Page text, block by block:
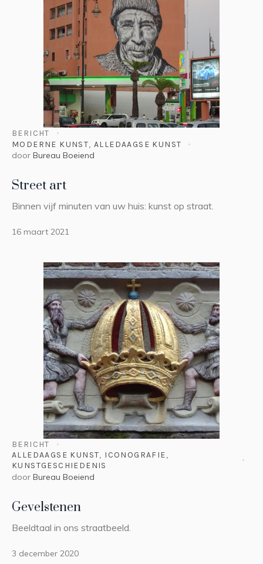
BERICHT
MODERNE KUNST,ALLEDAAGSE KUNST
door Bureau Boeiend
Street art
Binnen vijf minuten van uw huis: kunst op straat.
16 maart 2021
BERICHT
ALLEDAAGSE KUNST, ICONOGRAFIE,
KUNSTGESCHIEDENIS
door Bureau Boeiend
Gevelstenen
Beeldtaal in ons straatbeeld.
3 december 2020